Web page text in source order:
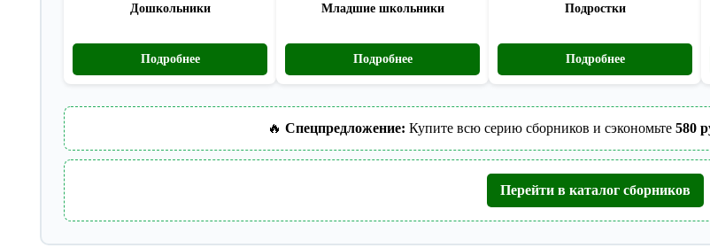
Дошкольники
Подробнее
Младшие школьники
Подробнее
Подростки
Подробнее
🔥 Спецпредложение: Купите всю серию сборников и сэкономьте 580
Перейти в каталог сборников